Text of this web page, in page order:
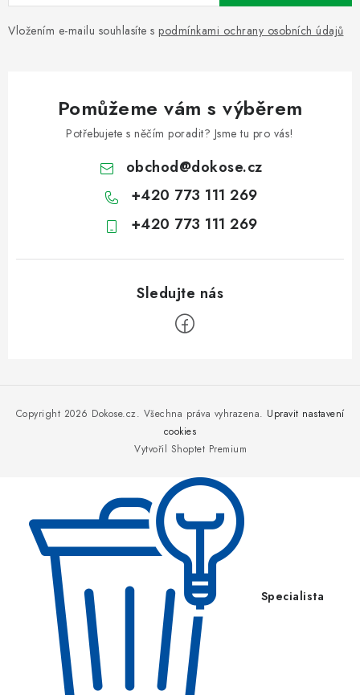
Vložením e-mailu souhlasíte s podmínkami ochrany osobních údajů
Pomůžeme vám s výběrem
Potřebujete s něčím poradit? Jsme tu pro vás!
obchod@dokose.cz
+420 773 111 269
+420 773 111 269
Vytvořil Shoptet Premium
Copyright 2026 Dokose.cz. Všechna práva vyhrazena. Upravit nastavení
cookies
Specialista